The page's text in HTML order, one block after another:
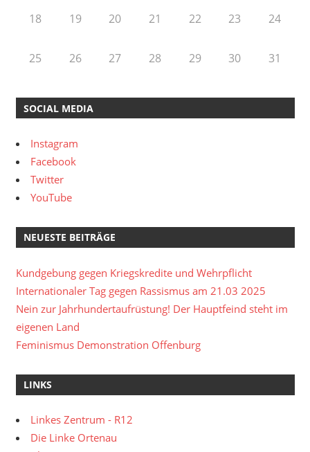
18 19 20 21 22 23 24
25 26 27 28 29 30 31
SOCIAL MEDIA
Instagram
Facebook
Twitter
YouTube
NEUESTE BEITRÄGE
Kundgebung gegen Kriegskredite und Wehrpflicht
Internationaler Tag gegen Rassismus am 21.03 2025
Nein zur Jahrhundertaufrüstung! Der Hauptfeind steht im
eigenen Land
Feminismus Demonstration Offenburg
LINKS
Linkes Zentrum - R12
Die Linke Ortenau